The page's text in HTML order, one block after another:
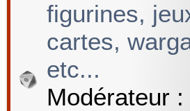
figurines,
cartes,
etc...
Modérateur :